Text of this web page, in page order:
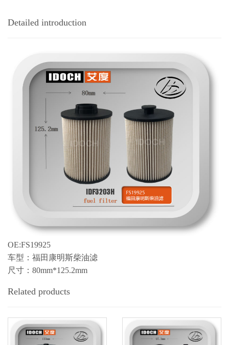
Detailed introduction
OE:FS19925
车型：福田康明斯柴油滤
尺寸：80mm*125.2mm
Related products